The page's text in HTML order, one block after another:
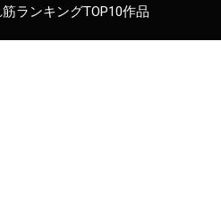
ランキングTOP10作品